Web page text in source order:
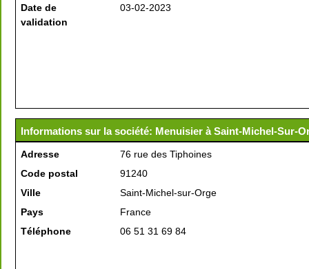
Date de
validation
03-02-2023
Informations sur la société: Menuisier à Saint-Michel-Sur-
Adresse
76 rue des Tiphoines
Code postal
91240
Ville
Saint-Michel-sur-Orge
Pays
France
Téléphone
06 51 31 69 84